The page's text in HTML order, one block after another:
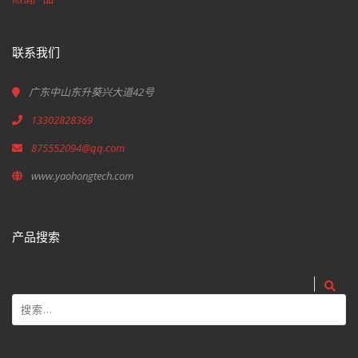
联系我们
广东中山东升葵兴大道42号
13302828369
875552094@qq.com
www.yaohongtech.com
产品搜索